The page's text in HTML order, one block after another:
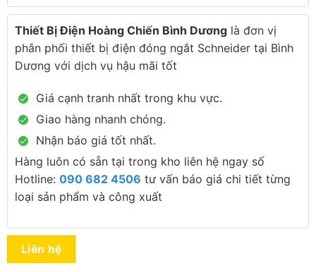
Thiết Bị Điện Hoàng Chiến Bình Dương là đơn vị
phân phối thiết bị điện đóng ngắt Schneider tại Bình
Dương với dịch vụ hậu mãi tốt
Giá cạnh tranh nhất trong khu vực.
Giao hàng nhanh chóng.
Nhận báo giá tốt nhất.
Hàng luôn có sẵn tại trong kho liên hệ ngay số
Hotline: 090 682 4506 tư vấn báo giá chi tiết từng
loại sản phẩm và công xuất
Liên hệ